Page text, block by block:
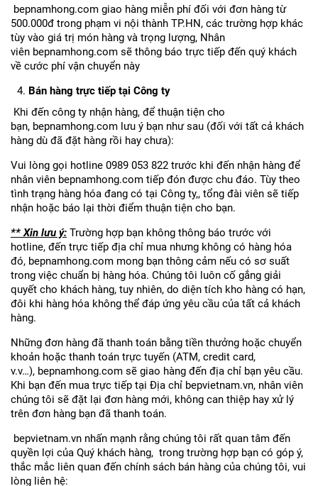
bepnamhong.com giao hàng miễn phí đối với đơn hàng từ
500.000đ trong phạm vi nội thành TP.HN, các trường hợp khác
tùy vào giá trị món hàng và trọng lượng, Nhân
viên bepnamhong.com sẽ thông báo trực tiếp đến quý khách
về cước phí vận chuyển này
Bán hàng trực tiếp tại Công ty
Khi đến công ty nhận hàng, để thuận tiện cho
bạn, bepnamhong.com lưu ý bạn như sau (đối với tất cả khách
hàng dù đã đặt hàng rồi hay chưa):
Vui lòng gọi hotline 0989 053 822 trước khi đến nhận hàng để
nhân viên bepnamhong.com tiếp đón được chu đáo. Tùy theo
tình trạng hàng hóa đang có tại Công ty,, tổng đài viên sẽ tiếp
nhận hoặc báo lại thời điểm thuận tiện cho bạn.
** Xin lưu ý: Trường hợp bạn không thông báo trước với
hotline, đến trực tiếp địa chỉ mua nhưng không có hàng hóa
đó, bepnamhong.com mong bạn thông cảm nếu có sơ suất
trong việc chuẩn bị hàng hóa. Chúng tôi luôn cố gắng giải
quyết cho khách hàng, tuy nhiên, do diện tích kho hàng có hạn,
đôi khi hàng hóa không thể đáp ứng yêu cầu của tất cả khách
hàng.
Những đơn hàng đã thanh toán bằng tiền thưởng hoặc chuyển
khoản hoặc thanh toán trực tuyến (ATM, credit card,
v.v…), bepnamhong.com sẽ giao hàng đến địa chỉ bạn yêu cầu.
Khi bạn đến mua trực tiếp tại Địa chỉ bepvietnam.vn, nhân viên
chúng tôi sẽ đặt lại đơn hàng mới, không can thiệp hay xử lý
trên đơn hàng bạn đã thanh toán.
bepvietnam.vn nhấn mạnh rằng chúng tôi rất quan tâm đến
quyền lợi của Quý khách hàng, trong trường hợp bạn có góp ý,
thắc mắc liên quan đến chính sách bán hàng của chúng tôi, vui
lòng liên hệ: